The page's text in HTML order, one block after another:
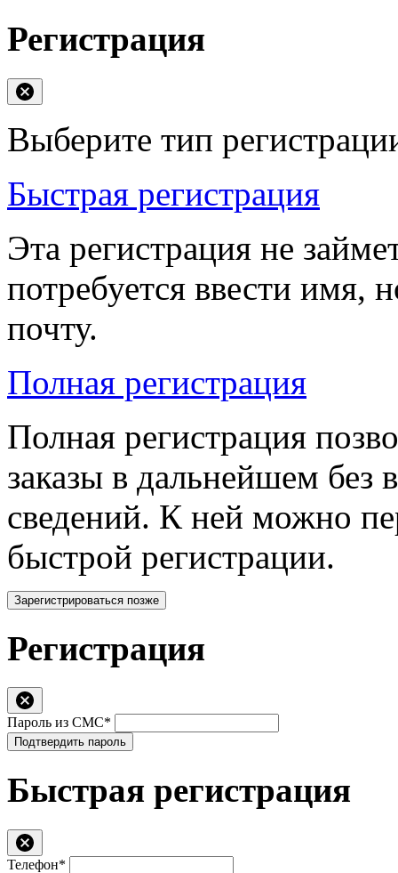
Регистрация
Выберите тип
Быстрая регистрация
Эта регистрация не
потребуется ввести имя,
почту.
Полная регистрация
Полная регистрация
заказы в дальнейшем без
сведений. К ней можно
быстрой регистрации.
Зарегистрироваться позже
Регистрация
Пароль из СМС*
Подтвердить пароль
Быстрая регистрация
Телефон*